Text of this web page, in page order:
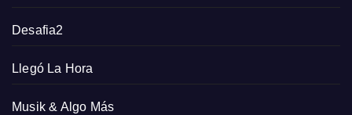
Desafia2
Llegó La Hora
Musik & Algo Más